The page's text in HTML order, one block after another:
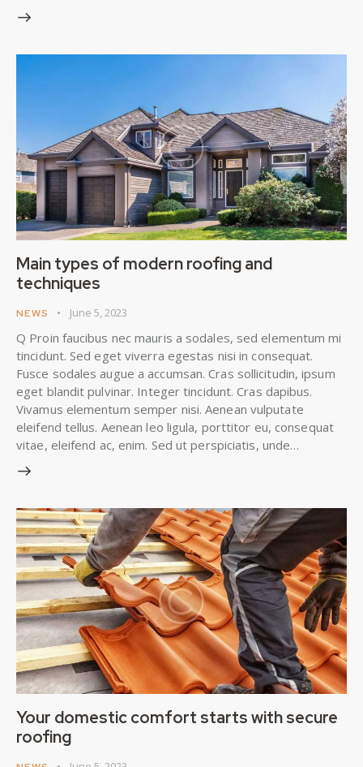
Main types of modern roofing and
techniques
NEWS June 5, 2023
Q Proin faucibus nec mauris a sodales, sed elementum mi
tincidunt. Sed eget viverra egestas nisi in consequat.
Fusce sodales augue a accumsan. Cras sollicitudin, ipsum
eget blandit pulvinar. Integer tincidunt. Cras dapibus.
Vivamus elementum semper nisi. Aenean vulputate
eleifend tellus. Aenean leo ligula, porttitor eu, consequat
vitae, eleifend ac, enim. Sed ut perspiciatis, unde…
Your domestic comfort starts with secure
roofing